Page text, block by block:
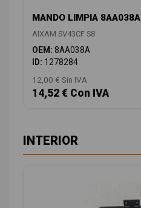
MANDO LIMPIA 8AA038A
AIXAM SV43CF S8
OEM: 8AA038A
ID: 1278284
12,00 € Sin IVA
14,52 € Con IVA
INTERIOR